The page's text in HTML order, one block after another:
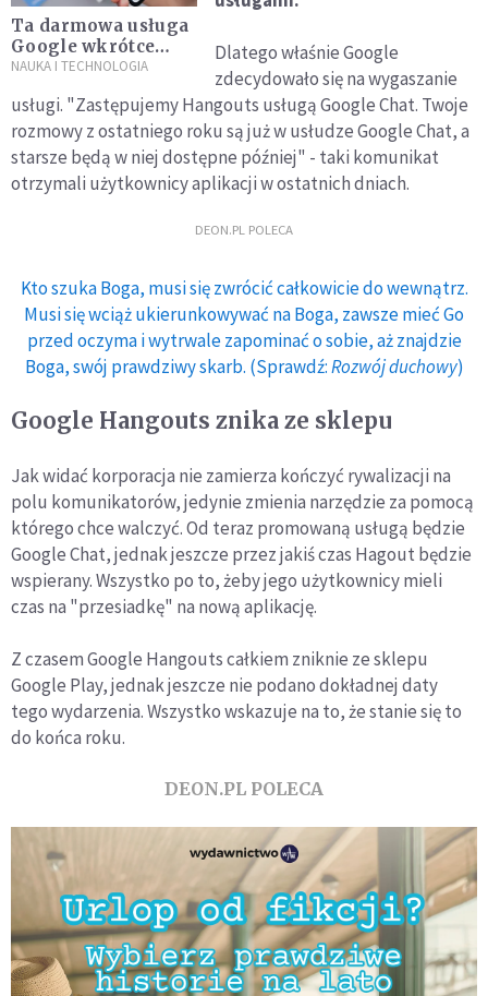
Ta darmowa usługa
Google wkrótce
będzie płatna.
Polaków
NAUKA I TECHNOLOGIA
Dlatego właśnie Google
zdecydowało się na wygaszanie
usługi. "Zastępujemy Hangouts usługą Google Chat. Twoje
rozmowy z ostatniego roku są już w usłudze Google Chat, a
starsze będą w niej dostępne później" - taki komunikat
otrzymali użytkownicy aplikacji w ostatnich dniach.
DEON.PL POLECA
Kto szuka Boga, musi się zwrócić całkowicie do wewnątrz.
Musi się wciąż ukierunkowywać na Boga, zawsze mieć Go
przed oczyma i wytrwale zapominać o sobie, aż znajdzie
Boga, swój prawdziwy skarb. (Sprawdź:Rozwój duchowy)
Google Hangouts znika ze sklepu
Jak widać korporacja nie zamierza kończyć rywalizacji na
polu komunikatorów, jedynie zmienia narzędzie za pomocą
którego chce walczyć. Od teraz promowaną usługą będzie
Google Chat, jednak jeszcze przez jakiś czas Hagout będzie
wspierany. Wszystko po to, żeby jego użytkownicy mieli
czas na "przesiadkę" na nową aplikację.
Z czasem Google Hangouts całkiem zniknie ze sklepu
Google Play, jednak jeszcze nie podano dokładnej daty
tego wydarzenia. Wszystko wskazuje na to, że stanie się to
do końca roku.
DEON.PL POLECA